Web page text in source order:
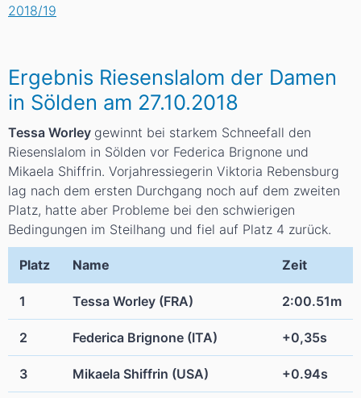
2018/19
Ergebnis Riesenslalom der Damen
in Sölden am 27.10.2018
Tessa Worley gewinnt bei starkem Schneefall den
Riesenslalom in Sölden vor Federica Brignone und
Mikaela Shiffrin. Vorjahressiegerin Viktoria Rebensburg
lag nach dem ersten Durchgang noch auf dem zweiten
Platz, hatte aber Probleme bei den schwierigen
Bedingungen im Steilhang und fiel auf Platz 4 zurück.
Platz Name Zeit
1 Tessa Worley (FRA) 2:00.51m
2 Federica Brignone (ITA) +0,35s
3 Mikaela Shiffrin (USA) +0.94s